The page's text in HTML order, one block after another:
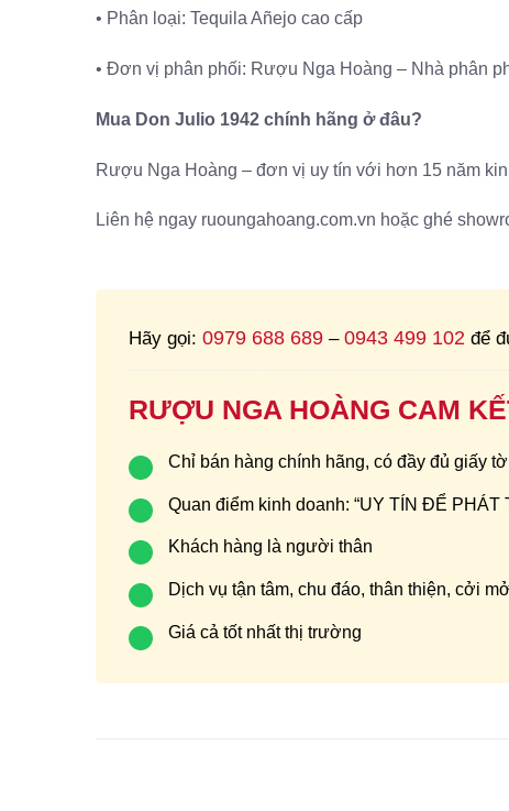
• Phân loại: Tequila Añejo cao cấp
• Đơn vị phân phối: Rượu Nga Hoàng – Nhà phân
Mua Don Julio 1942 chính hãng ở đâu?
Rượu Nga Hoàng – đơn vị uy tín với hơn 15 năm
Liên hệ ngay ruoungahoang.com.vn hoặc ghé
Hãy gọi: 0979 688 689 – 0943 499 102 để
RƯỢU NGA HOÀNG CAM
Chỉ bán hàng chính hãng, có đầy đủ giấy
Quan điểm kinh doanh: “UY TÍN ĐỂ PHÁT
Khách hàng là người thân
Dịch vụ tận tâm, chu đáo, thân thiện, cởi mở
Giá cả tốt nhất thị trường